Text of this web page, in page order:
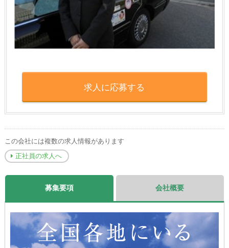
求人に応募する
この会社には複数の求人情報があります
正社員の求人へ
募集要項 会社概要